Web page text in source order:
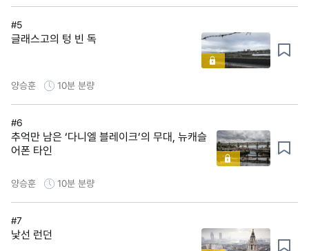
#5
글래스고의 텅 빈 독
양승훈 10분 분량
#6
추억만 남은 ‘다니엘 블레이크’의 무대, 뉴캐슬
어폰 타인
양승훈 10분 분량
#7
낯선 런던